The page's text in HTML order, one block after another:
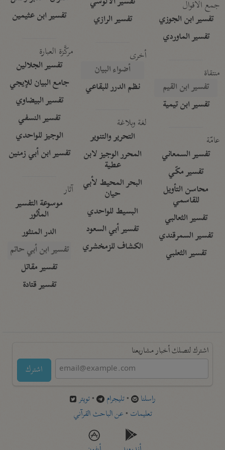
جمع الأقوال
تفسير ابن الجوزي
تفسير الماوردي
منتقاة
تفسير ابن القيم
تفسير ابن تيمية
عامّة
تفسير السمعاني
تفسير مكّي
محاسن التأويل
للقاسمي
تفسير الثعالبي
تفسير السمرقندي
تفسير الثعلبي
تفسير الرازي
أخرى
أضواء البيان
نظم الدرر للبقاعي
لغة وبلاغة
التحرير والتنوير
المحرر الوجيز لابن
عطية
البحر المحيط لأبي
حيان
البسيط للواحدي
تفسير أبي السعود
الكشاف للزمخشري
تفسير ابن عثيمين
مركَّزة العبارة
تفسير الجلالين
جامع البيان للإيجي
تفسير البيضاوي
تفسير النسفي
الوجيز للواحدي
تفسير ابن أبي زمنين
آثار
موسوعة التفسير
المأثور
الدر المنثور
تفسير ابن أبي حاتم
تفسير مقاتل
تفسير قتادة
اشترك لتصلك أخبار مشاريعنا
اشترك
راسلنا •تليجرام •تويتر
تعليمات •عن الباحث القرآني